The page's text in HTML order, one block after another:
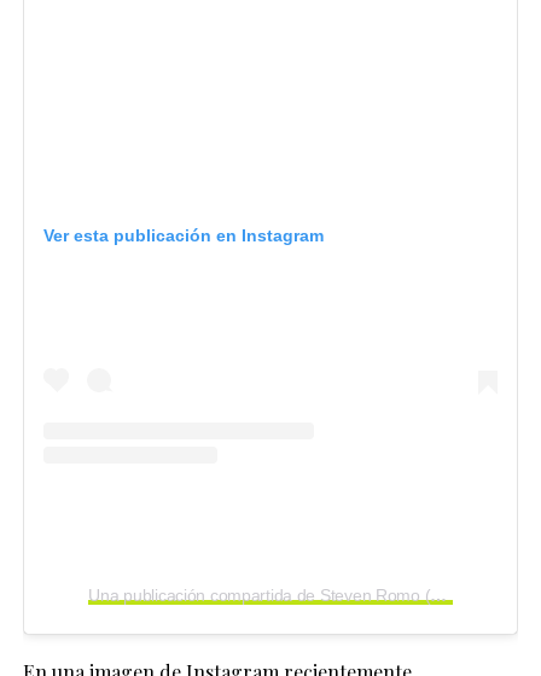
Ver esta publicación en Instagram
Una publicación compartida de Steven Romo (@stevenromo)